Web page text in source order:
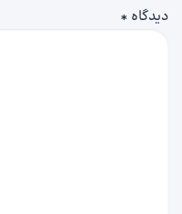
دیدگاه *